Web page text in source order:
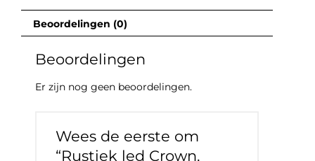
Beoordelingen (0)
Beoordelingen
Er zijn nog geen beoordelingen.
Wees de eerste om
“Rustiek led Crown,